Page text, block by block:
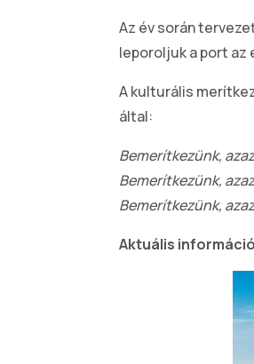
Az év során
leporoljuk a port az
A kulturális
által:
Bemerítkezünk,
Bemerítkezünk,
Bemerítkezünk,
Aktuális